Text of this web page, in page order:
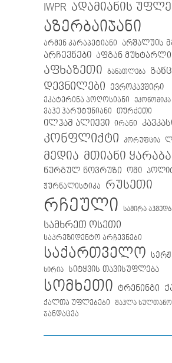
IWPR ადამიანის
აზერბაიჯანი
არმენ კარაპეტიანი არშალუის
არჩევნები აფგან მუხტარლი
აფხაზეთი განათლება
დევნილები
ევროკავშირი
ეკატერინა პოღოსიანი
ეკონომიკა
ვაჰე ჰარუტუნიანი თურქეთი
ილჰამ ალიევი ირანი
კონფლიქტი კორუფცია
მედია მთიანი
ნურგულ ნოვრუზი ომი
ჟურნალისტიკა
რუსეთი
რჩეული სამირა
სამხრეთ ოსეთი
საპრეზიდენტო არჩევნები
საქართველო
სირია სიტყვის თავისუფლება
სომხეთი ტრენინგი
ქალთა უფლებები შაჰლა
ჯანდაცვა